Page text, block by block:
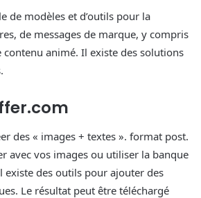
de modèles et d’outils pour la
de messages de marque, y compris
animé. Il existe des solutions
des « images + textes ». format post.
avec vos images ou utiliser la banque
existe des outils pour ajouter des
Le résultat peut être téléchargé